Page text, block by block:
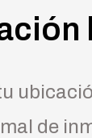
de